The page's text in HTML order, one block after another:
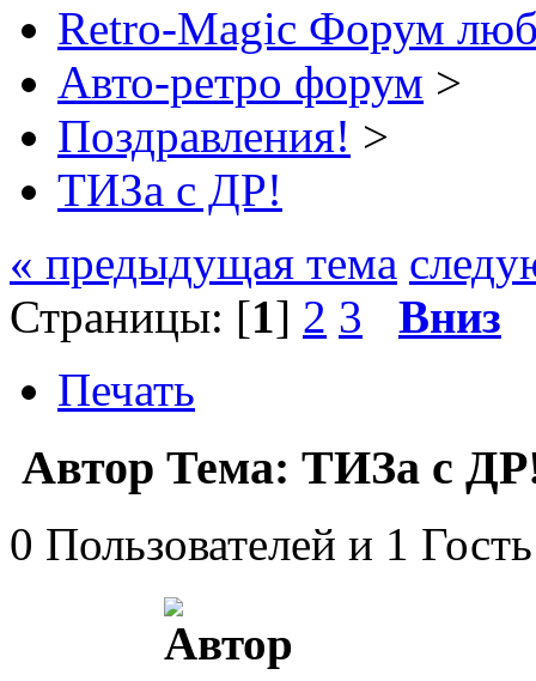
Retro-Magic Форум
Авто-ретро форум >
Поздравления! >
ТИЗа с ДР!
« предыдущая тема
Страницы: [1] 2 3
Вниз
Печать
Автор Тема: ТИЗа с
0 Пользователей и 1